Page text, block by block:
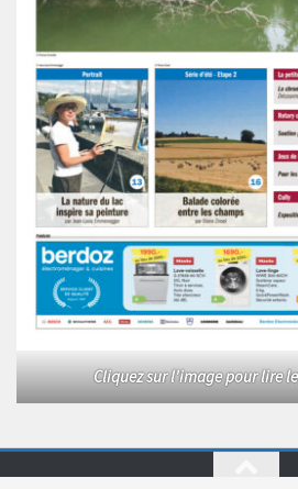
Cliquez sur l'image pour lire